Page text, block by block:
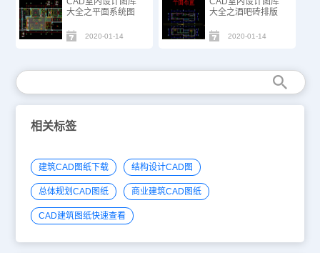
大全之平面系统图
2020-01-14
大全之酒吧砖排版
2020-01-14
相关标签
建筑CAD图纸下载 结构设计CAD图
总体规划CAD图纸 商业建筑CAD图纸
CAD建筑图纸快速查看